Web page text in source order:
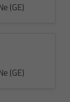
(GE)
(GE)